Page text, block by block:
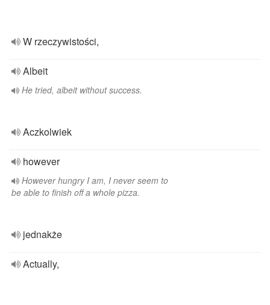
W rzeczywistości,
Albeit
He tried, albeit without success.
Aczkolwiek
however
However hungry I am, I never seem to
be able to finish off a whole pizza.
jednakże
Actually,